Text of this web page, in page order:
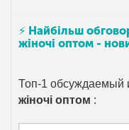
⚡ Найбільш
жіночі оптом -
Топ-1 обсуждаемый
жіночі оптом :